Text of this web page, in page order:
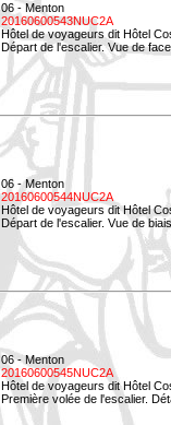
06 - Menton
20160600543NUC2A
Hôtel de voyageurs dit Hôtel
Départ de l'escalier. Vue de
06 - Menton
20160600544NUC2A
Hôtel de voyageurs dit Hôtel
Départ de l'escalier. Vue de
06 - Menton
20160600545NUC2A
Hôtel de voyageurs dit Hôtel
Première volée de l'escalier.